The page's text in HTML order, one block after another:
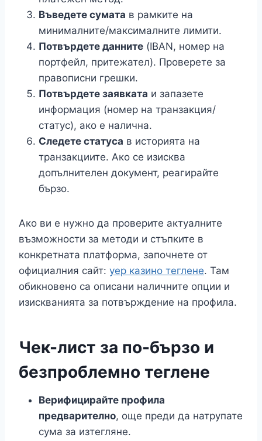
Въведете сумата в рамките на
минималните/максималните лимити.
Потвърдете данните (IBAN, номер на
портфейл, притежател). Проверете за
правописни грешки.
Потвърдете заявката и запазете
информация (номер на транзакция/
статус), ако е налична.
Следете статуса в историята на
транзакциите. Ако се изисква
допълнителен документ, реагирайте
бързо.
Ако ви е нужно да проверите актуалните
възможности за методи и стъпките в
конкретната платформа, започнете от
официалния сайт: yep казино теглене. Там
обикновено са описани наличните опции и
изискванията за потвърждение на профила.
Чек-лист за по-бързо и
безпроблемно теглене
Верифицирайте профила
предварително, още преди да натрупате
сума за изтегляне.